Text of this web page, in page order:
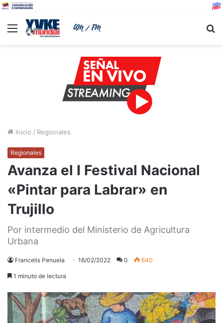
Menu
Inicio / Regionales
Regionales
Avanza el I Festival Nacional
«Pintar para Labrar» en
Trujillo
Por intermedio del Ministerio de Agricultura
Urbana
Francelis Penuela 16/02/2022 0 640
1 minuto de lectura